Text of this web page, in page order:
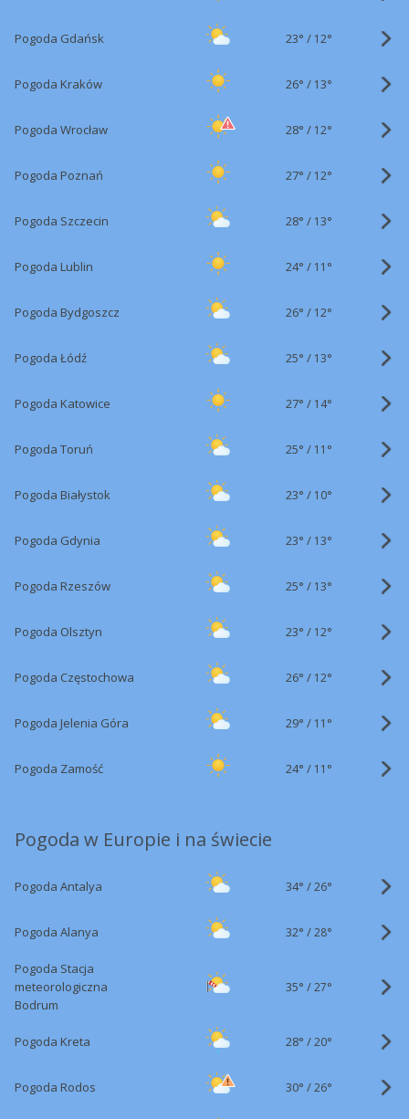
Pogoda Gdańsk 23° / 12°
Pogoda Kraków 26° / 13°
Pogoda Wrocław 28° / 12°
Pogoda Poznań 27° / 12°
Pogoda Szczecin 28° / 13°
Pogoda Lublin 24° / 11°
Pogoda Bydgoszcz 26° / 12°
Pogoda Łódź 25° / 13°
Pogoda Katowice 27° / 14°
Pogoda Toruń 25° / 11°
Pogoda Białystok 23° / 10°
Pogoda Gdynia 23° / 13°
Pogoda Rzeszów 25° / 13°
Pogoda Olsztyn 23° / 12°
Pogoda Częstochowa 26° / 12°
Pogoda Jelenia Góra 29° / 11°
Pogoda Zamość 24° / 11°
Pogoda w Europie i na świecie
Pogoda Antalya 34° /26°
Pogoda Alanya 32° /28°
Pogoda Stacja
meteorologiczna
Bodrum
35° /27°
Pogoda Kreta 28° /20°
Pogoda Rodos 30° /26°